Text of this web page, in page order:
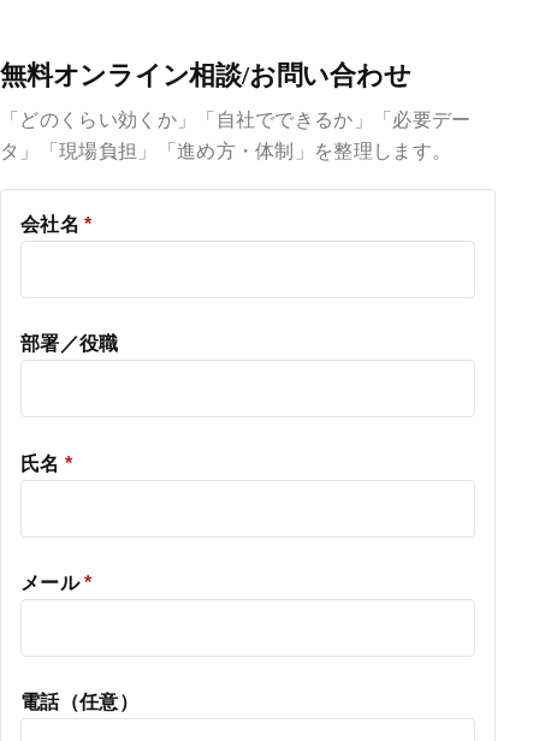
無料オンライン相談/お問い合わせ
「どのくらい効くか」「自社でできるか」「必要デー
タ」「現場負担」「進め方・体制」を整理します。
会社名 *
部署／役職
氏名 *
メール *
電話（任意）